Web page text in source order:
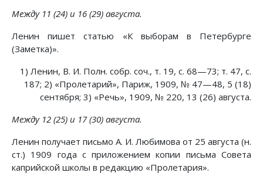
Между 11 (24) и 16 (29) августа.
Ленин пишет статью «К выборам в Петербурге
(Заметка)».
1) Ленин, В. И. Полн. собр. соч., т. 19, с. 68—73; т. 47, с.
187; 2) «Пролетарий», Париж, 1909, № 47—48, 5 (18)
сентября; 3) «Речь», 1909, № 220, 13 (26) августа.
Между 12 (25) и 17 (30) августа.
Ленин получает письмо А. И. Любимова от 25 августа (н.
ст.) 1909 года с приложением копии письма Совета
каприйской школы в редакцию «Пролетария».